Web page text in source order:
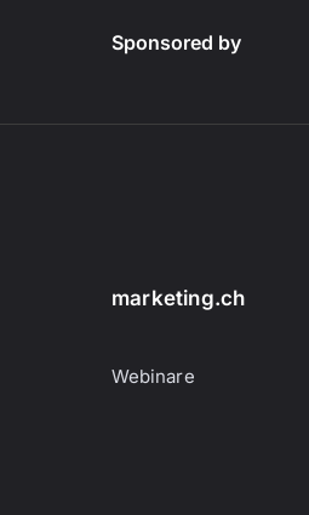
Sponsored by
marketing.ch
Webinare